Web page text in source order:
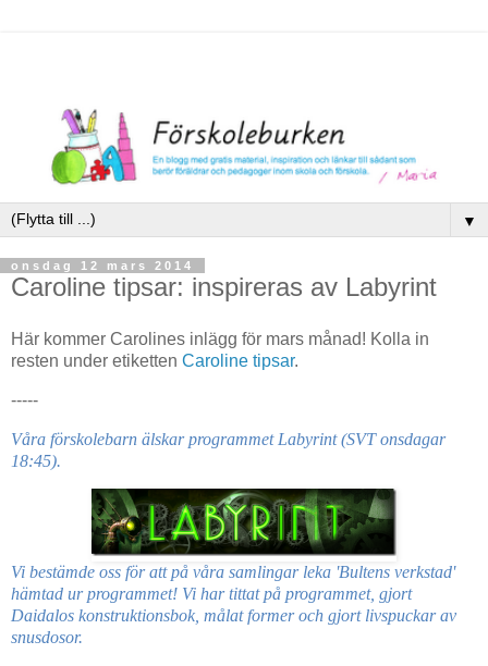
▼
onsdag 12 mars 2014
Caroline tipsar: inspireras av Labyrint
Här kommer Carolines inlägg för mars månad! Kolla in
resten under etiketten Caroline tipsar.
-----
Våra förskolebarn älskar programmet Labyrint(SVT onsdagar
18:45).
Vi bestämde oss för att på våra samlingar leka 'Bultens verkstad'
hämtad ur programmet! Vi har tittat på programmet, gjort
Daidalos konstruktionsbok, målat former och gjort livspuckar av
snusdosor.